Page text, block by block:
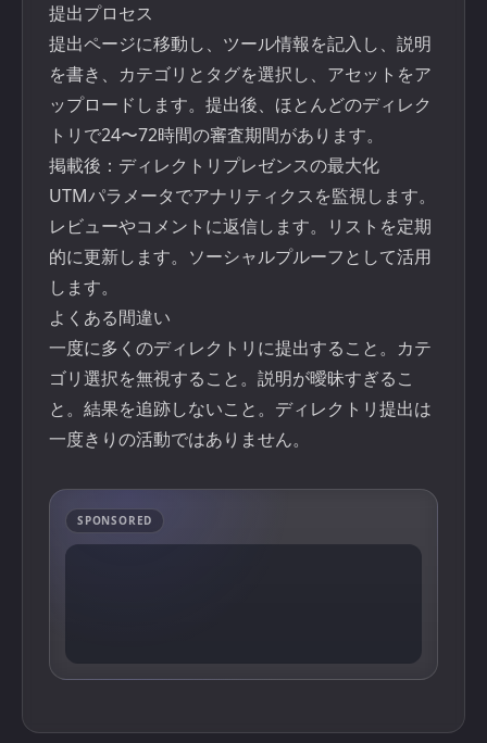
提出プロセス
提出ページに移動し、ツール情報を記入し、説明
を書き、カテゴリとタグを選択し、アセットをア
ップロードします。提出後、ほとんどのディレク
トリで24〜72時間の審査期間があります。
掲載後：ディレクトリプレゼンスの最大化
UTMパラメータでアナリティクスを監視します。
レビューやコメントに返信します。リストを定期
的に更新します。ソーシャルプルーフとして活用
します。
よくある間違い
一度に多くのディレクトリに提出すること。カテ
ゴリ選択を無視すること。説明が曖昧すぎるこ
と。結果を追跡しないこと。ディレクトリ提出は
一度きりの活動ではありません。
SPONSORED